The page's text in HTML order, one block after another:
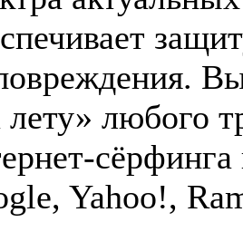
лету» любого
Yahoo!,